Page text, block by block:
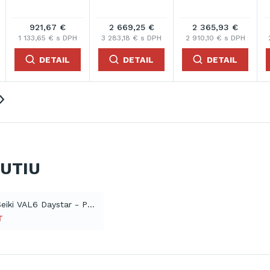
921,67 €
1 133,65 € s DPH
DETAIL
2 669,25 €
3 283,18 € s DPH
DETAIL
2 365,93 €
2 910,10 € s DPH
DETAIL
Shizuoka Seiki VAL6 Daystar - Prospekt (PDF)